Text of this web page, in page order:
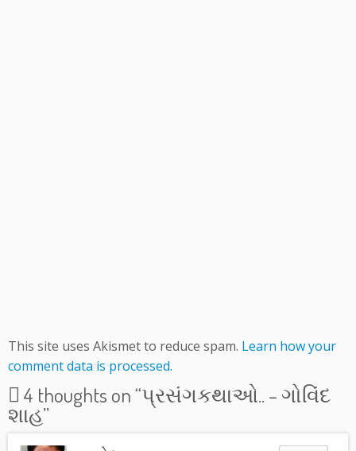
This site uses Akismet to reduce spam. Learn how your
comment data is processed.
4 thoughts on “પ્રસંગકથાઓ.. – ગોવિંદ
શાહ”